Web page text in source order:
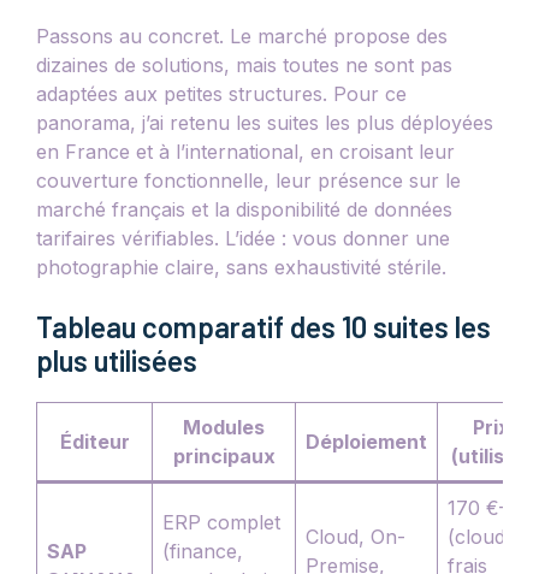
Passons au concret. Le marché propose des
dizaines de solutions, mais toutes ne sont pas
adaptées aux petites structures. Pour ce
panorama, j’ai retenu les suites les plus déployées
en France et à l’international, en croisant leur
couverture fonctionnelle, leur présence sur le
marché français et la disponibilité de données
tarifaires vérifiables. L’idée : vous donner une
photographie claire, sans exhaustivité stérile.
Tableau comparatif des 10 suites les
plus utilisées
Éditeur
Modules
principaux
Déploiement
Prix
SAP
ERP complet
(finance,
Cloud, On-
Premise,
170
(cloud
frais